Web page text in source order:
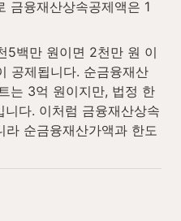
금융재산상속공제액은 1
5백만 원이면 2천만 원 이
공제됩니다. 순금융재산
는 3억 원이지만, 법정 한
다. 이처럼 금융재산상속
순금융재산가액과 한도